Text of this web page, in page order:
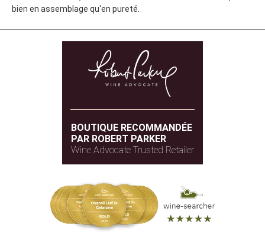
bien en assemblage qu'en pureté.
BOUTIQUE RECOMMANDÉE
PAR ROBERT PARKER
Wine Advocate Trusted Retailer